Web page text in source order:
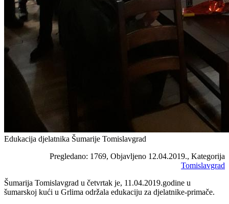
Edukacija djelatnika Šumarije Tomislavgrad
Pregledano: 1769, Objavljeno 12.04.2019., Kategorija
Tomislavgrad
Šumarija Tomislavgrad u četvrtak je, 11.04.2019.godine u
šumarskoj kući u Grlima održala edukaciju za djelatnike-primače.